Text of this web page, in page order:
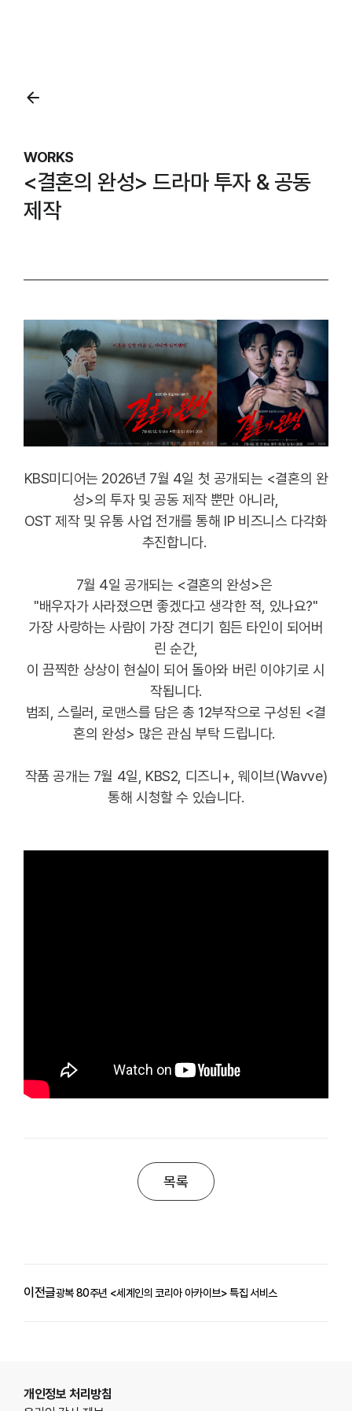
본문영역
WORKS
<결혼의 완성> 드라마 투자 & 공동
제작
KBS미디어는 2026년 7월 4일 첫 공개되는 <결혼의 완
성>의 투자 및 공동 제작 뿐만 아니라,
OST 제작 및 유통 사업 전개를 통해 IP 비즈니스 다각화
추진합니다.
7월 4일 공개되는 <결혼의 완성>은
"배우자가 사라졌으면 좋겠다고 생각한 적, 있나요?"
가장 사랑하는 사람이 가장 견디기 힘든 타인이 되어버
린 순간,
이 끔찍한 상상이 현실이 되어 돌아와 버린 이야기로 시
작됩니다.
범죄, 스릴러, 로맨스를 담은 총 12부작으로 구성된 <결
혼의 완성> 많은 관심 부탁 드립니다.
작품 공개는 7월 4일, KBS2, 디즈니+, 웨이브(Wavve)
통해 시청할 수 있습니다.
목록
이전글광복 80주년 <세계인의 코리아 아카이브> 특집 서비스
개인정보 처리방침